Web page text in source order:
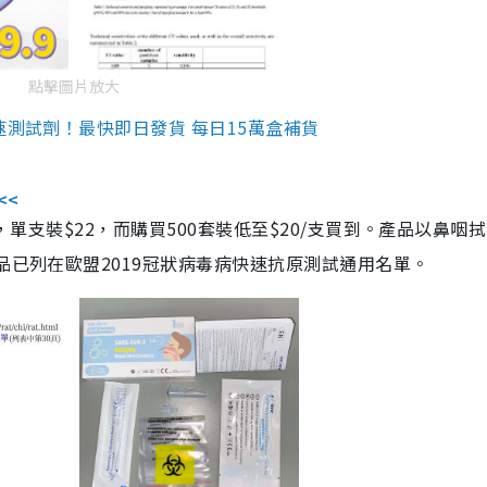
點擊圖片放大
試劑！最快即日發貨 每日15萬盒補貨
支裝$22，而購買500套裝低至$20/支買到。產品以鼻咽
列在歐盟2019冠狀病毒病快速抗原測試通用名單。